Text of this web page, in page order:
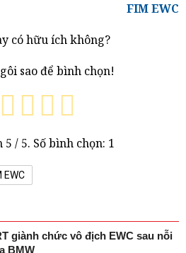
FIM EWC
có hữu ích không?
sao để bình chọn!
5 / 5. Số bình chọn: 1
EWC
giành chức vô địch EWC sau nỗi
BMW